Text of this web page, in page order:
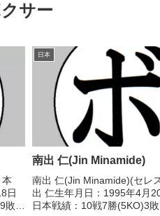
サー
日
3
日本
南出 仁(Jin Minamide)
南出 仁(Jin Minamide)(セレ
出 仁生年月日：1995年4月
日本戦績：10戦7勝(5KO)3敗